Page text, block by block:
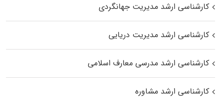
کارشناسی ارشد مدیریت جهانگردی
کارشناسی ارشد مدیریت دریایی
کارشناسی ارشد مدرسی معارف اسلامی
کارشناسی ارشد مشاوره